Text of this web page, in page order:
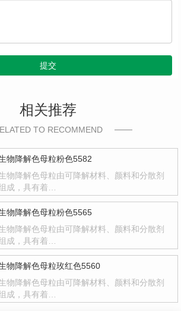
提交
相关推荐
TO RECOMMEND
物降解色母粒粉色5582
物降解色母粒由可降解材料、颜料和分散剂
成，具有着…
物降解色母粒粉色5565
物降解色母粒由可降解材料、颜料和分散剂
成，具有着…
物降解色母粒玫红色5560
物降解色母粒由可降解材料、颜料和分散剂
成，具有着…